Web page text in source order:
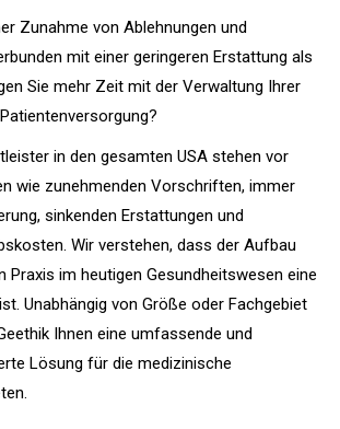
Zunahme von Ablehnungen und
mit einer geringeren Erstattung als
Sie mehr Zeit mit der Verwaltung Ihrer
in den gesamten USA stehen vor
wie zunehmenden Vorschriften, immer
sinkenden Erstattungen und
Wir verstehen, dass der Aufbau
Praxis im heutigen Gesundheitswesen eine
Unabhängig von Größe oder Fachgebiet
Ihnen eine umfassende und
Lösung für die medizinische